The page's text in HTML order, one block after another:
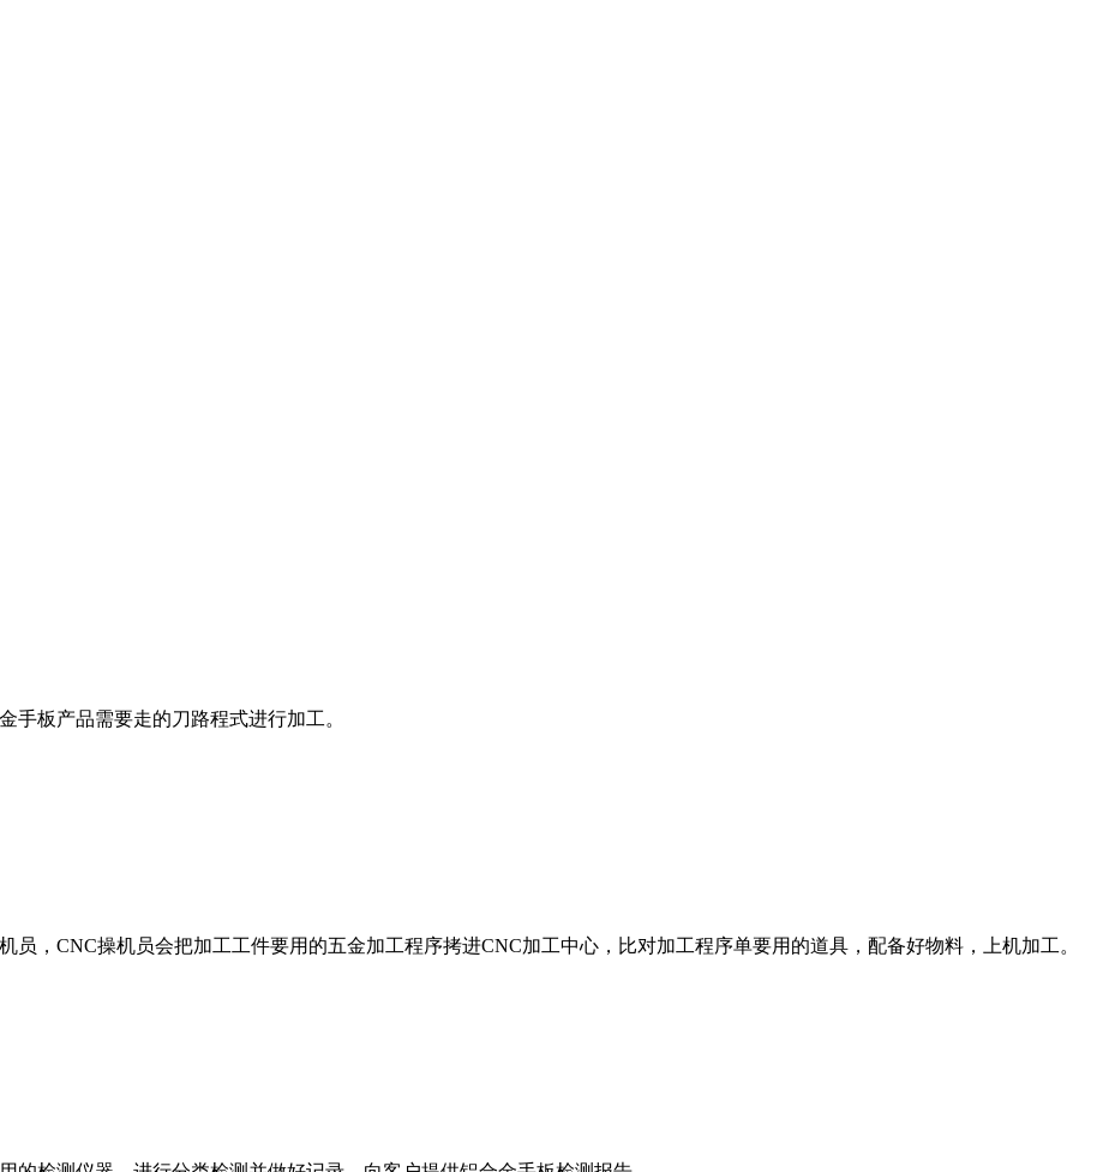
手板产品需要走的刀路程式进行加工。
，CNC操机员会把加工工件要用的五金加工程序拷进CNC加工中心，比对加工程序单要用的道具，配备好物料，上机加工。